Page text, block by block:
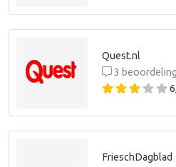
Quest.nl
3
FrieschDagblad